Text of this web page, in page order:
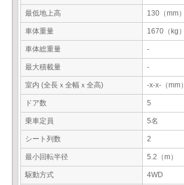
最低地上高 130（mm）
車体重量 1670（kg）
車体総重量 -
最大積載量 -
室内 (全長ｘ全幅ｘ全高) -x-x-（mm）
ドア数 5
乗車定員 5名
シート列数 2
最小回転半径 5.2（m）
駆動方式 4WD